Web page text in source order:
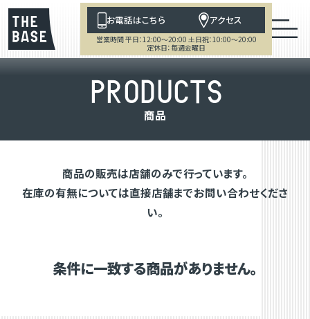
お電話はこちら アクセス
営業時間 平日：12:00～20:00 土日祝：10:00～20:00
定休日：毎週金曜日
PRODUCTS
商品
商品の販売は店舗のみで行っています。
在庫の有無については直接店舗までお問い合わせくださ
い。
条件に一致する商品がありません。